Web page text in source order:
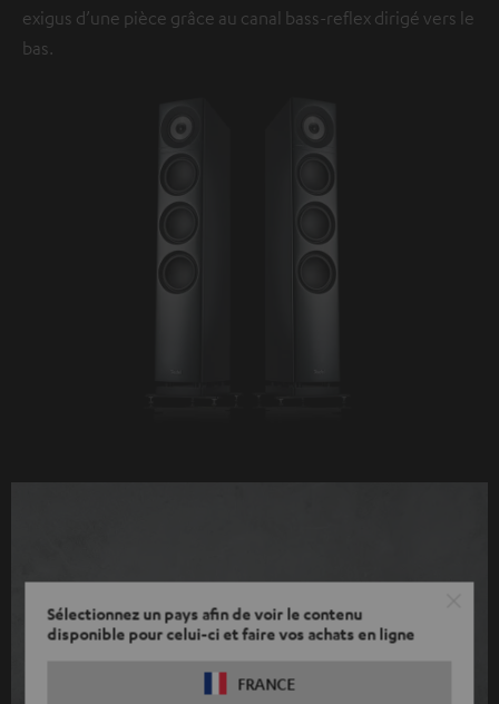
Sélectionnez un pays afin de voir le contenu
disponible pour celui-ci et faire vos achats en ligne
FRANCE
exigus d’une pièce grâce au canal bass-reflex dirigé vers le
bas.